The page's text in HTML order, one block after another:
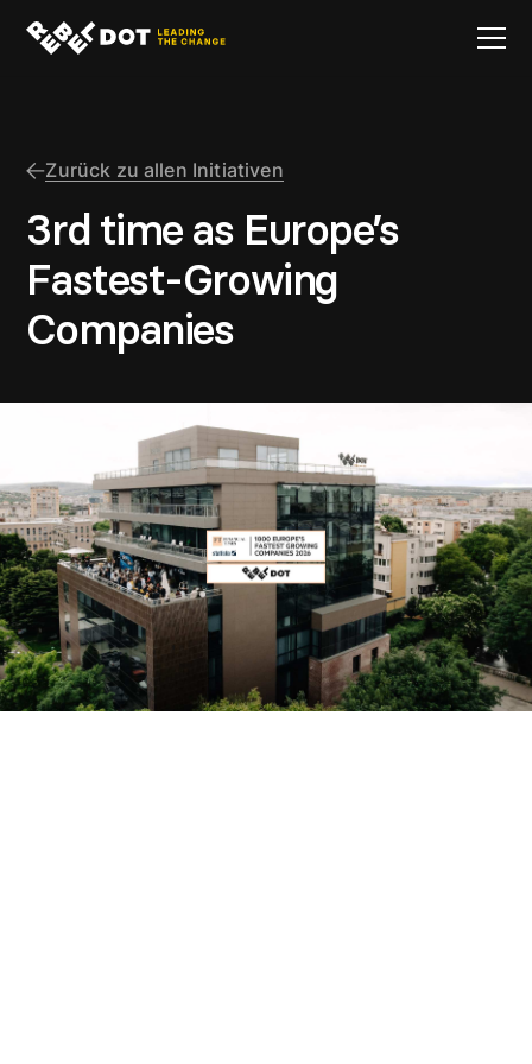
Zurück zu allen Initiativen
3rd time as Europe’s
Fastest-Growing
Companies